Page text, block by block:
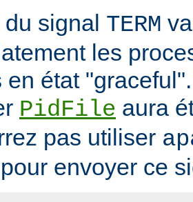
signal TERM
les
en état
PidFile aura
pas utiliser
pour envoyer ce